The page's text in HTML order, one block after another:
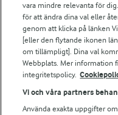
Falbygdens Ost
Arla webbshop
Bildbank
Följ oss
vara mindre relevanta för
för att ändra dina val eller
genom att klicka på länken
[eller den flytande ikonen
om tillämpligt]. Dina val
Webbplats. Mer information
integritetspolicy.
Vi och våra partners
Använda exakta uppgifter